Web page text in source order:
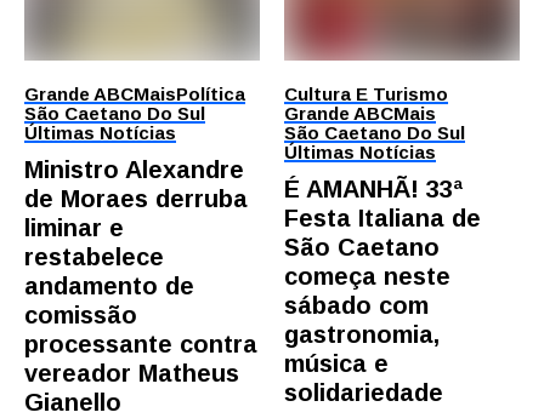
Grande ABCMaisPolítica
São Caetano Do Sul
Últimas Notícias
Ministro Alexandre
de Moraes derruba
liminar e
restabelece
andamento de
comissão
processante contra
vereador Matheus
Gianello
Cultura E Turismo
Grande ABCMais
São Caetano Do Sul
Últimas Notícias
É AMANHÃ! 33ª
Festa Italiana de
São Caetano
começa neste
sábado com
gastronomia,
música e
solidariedade